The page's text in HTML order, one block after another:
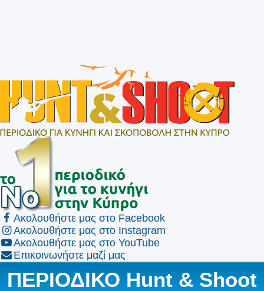
Ακολουθήστε μας στο Facebook
Ακολουθήστε μας στο Instagram
Ακολουθήστε μας στο YouTube
Επικοινωνήστε μαζί μας
ΠΕΡΙΟΔΙΚΟ Hunt & Shoot